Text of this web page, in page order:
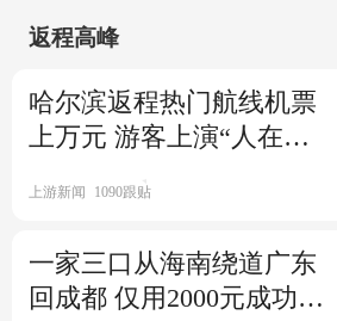
南方都市报
杀人 法院驳回
海洋馆潜水员溺亡：去年刚开
北京商报
女子春节返程拍违章获奖1500
返程高峰
哈尔滨返程热门航线机票
上万元 游客上演“人在囧
上游新闻 1090跟贴
一家三口从海南绕道广东
回成都 仅用2000元成功到